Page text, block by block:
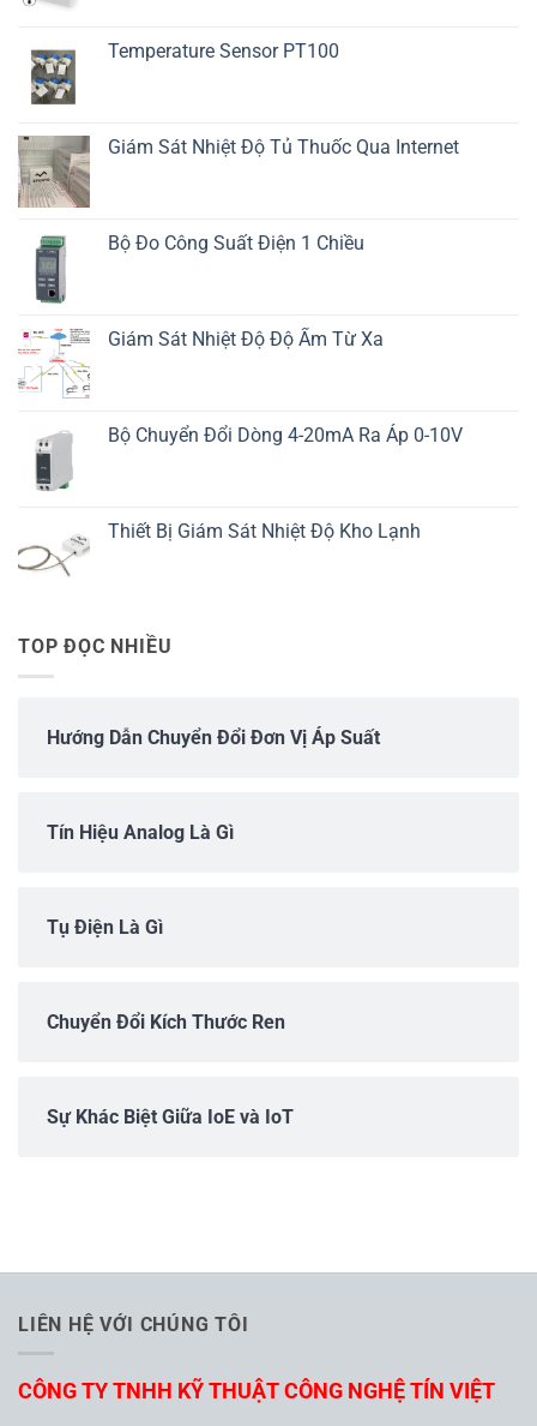
Temperature Sensor PT100
Giám Sát Nhiệt Độ Tủ Thuốc Qua Internet
Bộ Đo Công Suất Điện 1 Chiều
Giám Sát Nhiệt Độ Độ Ẩm Từ Xa
Bộ Chuyển Đổi Dòng 4-20mA Ra Áp 0-10V
Thiết Bị Giám Sát Nhiệt Độ Kho Lạnh
TOP ĐỌC NHIỀU
Hướng Dẫn Chuyển Đổi Đơn Vị Áp Suất
Tín Hiệu Analog Là Gì
Tụ Điện Là Gì
Chuyển Đổi Kích Thước Ren
Sự Khác Biệt Giữa IoE và IoT
LIÊN HỆ VỚI CHÚNG TÔI
CÔNG TY TNHH KỸ THUẬT CÔNG NGHỆ TÍN VIỆT